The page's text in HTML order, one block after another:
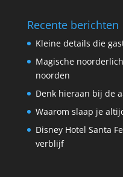
Recente berichten
Kleine details die
Magische
noorden
Denk hieraan bij de
Waarom slaap je
Disney Hotel Santa
verblijf